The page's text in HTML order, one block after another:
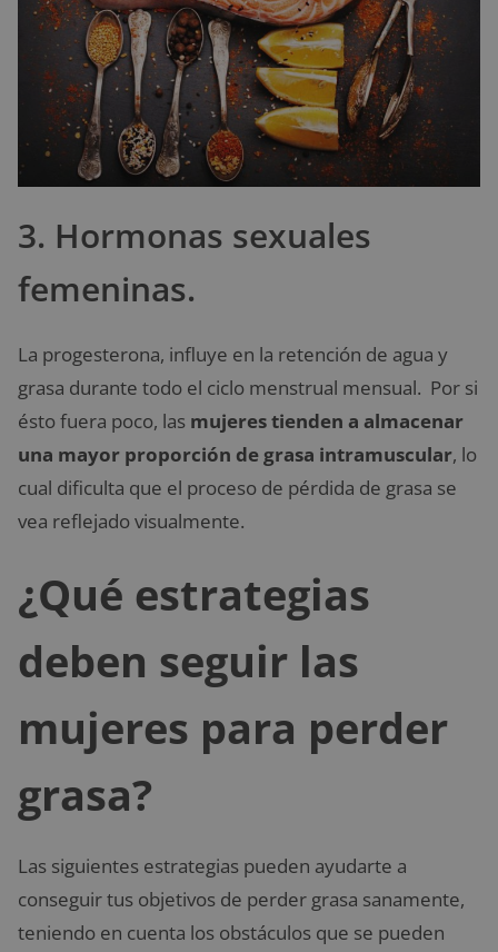
3. Hormonas sexuales
femeninas.
La progesterona, influye en la retención de agua y
grasa durante todo el ciclo menstrual mensual. Por si
ésto fuera poco, las mujeres tienden a almacenar
una mayor proporción de grasa intramuscular, lo
cual dificulta que el proceso de pérdida de grasa se
vea reflejado visualmente.
¿Qué estrategias
deben seguir las
mujeres para perder
grasa?
Las siguientes estrategias pueden ayudarte a
conseguir tus objetivos de perder grasa sanamente,
teniendo en cuenta los obstáculos que se pueden